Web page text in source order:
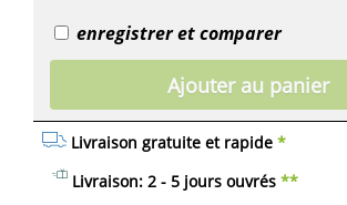
Livraison gratuite et rapide *
Livraison: 2 - 5 jours ouvrés **
enregistrer et comparer
Ajouter au panier